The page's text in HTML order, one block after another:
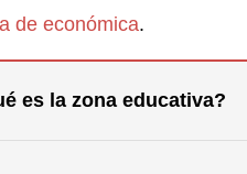
de económica.
es la zona educativa?